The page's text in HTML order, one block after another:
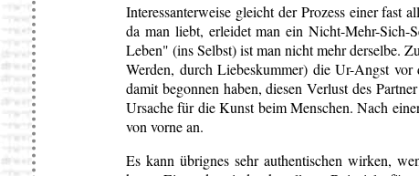
Interessanterweise gleicht der Prozess einer
da man liebt, erleidet man ein Nicht-Mehr-
Leben" (ins Selbst) ist man nicht mehr derselbe.
Werden, durch Liebeskummer) die Ur-Angst
damit begonnen haben, diesen Verlust des
Ursache für die Kunst beim Menschen. Nach
von vorne an.
Es kann übrignes sehr authentischen wirken,